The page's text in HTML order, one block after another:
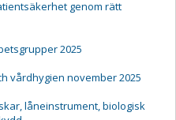
genom rätt
2025
vårdhygien november 2025
låneinstrument, biologisk